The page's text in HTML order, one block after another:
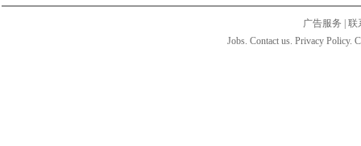
广告服务
联
Jobs. Contact us. Privacy Policy.